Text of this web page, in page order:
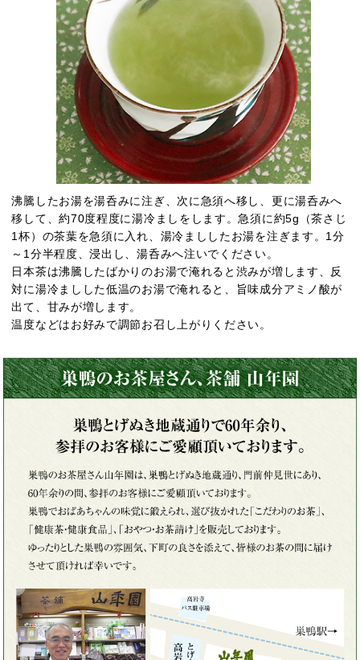
沸騰したお湯を湯呑みに注ぎ、次に急須へ移し、更に湯呑みへ
移して、約70度程度に湯冷ましをします。急須に約5g（茶さじ
1杯）の茶葉を急須に入れ、湯冷まししたお湯を注ぎます。1分
～1分半程度、浸出し、湯呑みへ注いでください。
日本茶は沸騰したばかりのお湯で淹れると渋みが増します、反
対に湯冷ましした低温のお湯で淹れると、旨味成分アミノ酸が
出て、甘みが増します。
温度などはお好みで調節お召し上がりください。